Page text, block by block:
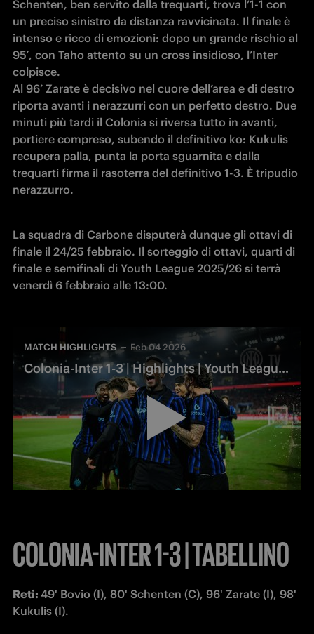
Schenten, ben servito dalla trequarti, trova l’1-1 con
un preciso sinistro da distanza ravvicinata. Il finale è
intenso e ricco di emozioni: dopo un grande rischio al
95’, con Taho attento su un cross insidioso, l’Inter
colpisce.
Al 96’ Zarate è decisivo nel cuore dell’area e di destro
riporta avanti i nerazzurri con un perfetto destro. Due
minuti più tardi il Colonia si riversa tutto in avanti,
portiere compreso, subendo il definitivo ko: Kukulis
recupera palla, punta la porta sguarnita e dalla
trequarti firma il rasoterra del definitivo 1-3. È tripudio
nerazzurro.
La squadra di Carbone disputerà dunque gli ottavi di
finale il 24/25 febbraio. Il sorteggio di ottavi, quarti di
finale e semifinali di Youth League 2025/26 si terrà
venerdì 6 febbraio alle 13:00.
MATCH HIGHLIGHTS Feb 04 2026
Colonia-Inter 1-3 | Highlights | Youth League 25/26
COLONIA-INTER 1-3 | TABELLINO
Reti: 49' Bovio (I), 80' Schenten (C), 96' Zarate (I), 98'
Kukulis (I).